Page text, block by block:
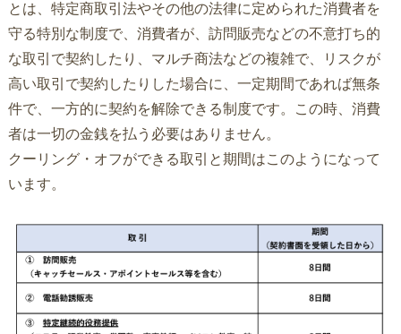
とは、特定商取引法やその他の法律に定められた消費者を
守る特別な制度で、消費者が、訪問販売などの不意打ち的
な取引で契約したり、マルチ商法などの複雑で、リスクが
高い取引で契約したりした場合に、一定期間であれば無条
件で、一方的に契約を解除できる制度です。この時、消費
者は一切の金銭を払う必要はありません。
クーリング・オフができる取引と期間はこのようになって
います。